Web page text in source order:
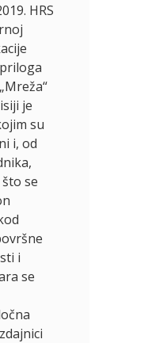
HRS
je
su
i, od
se
i
se